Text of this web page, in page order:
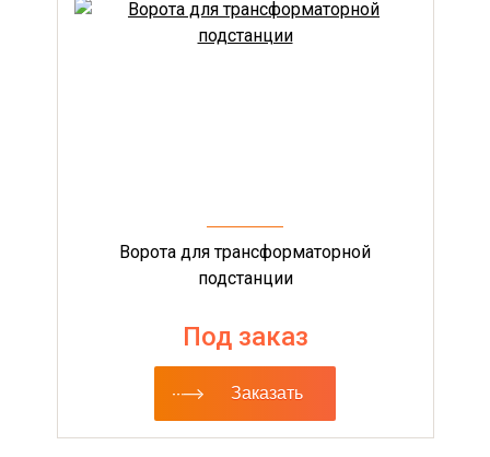
Ворота для трансформаторной
подстанции
Под заказ
Заказать